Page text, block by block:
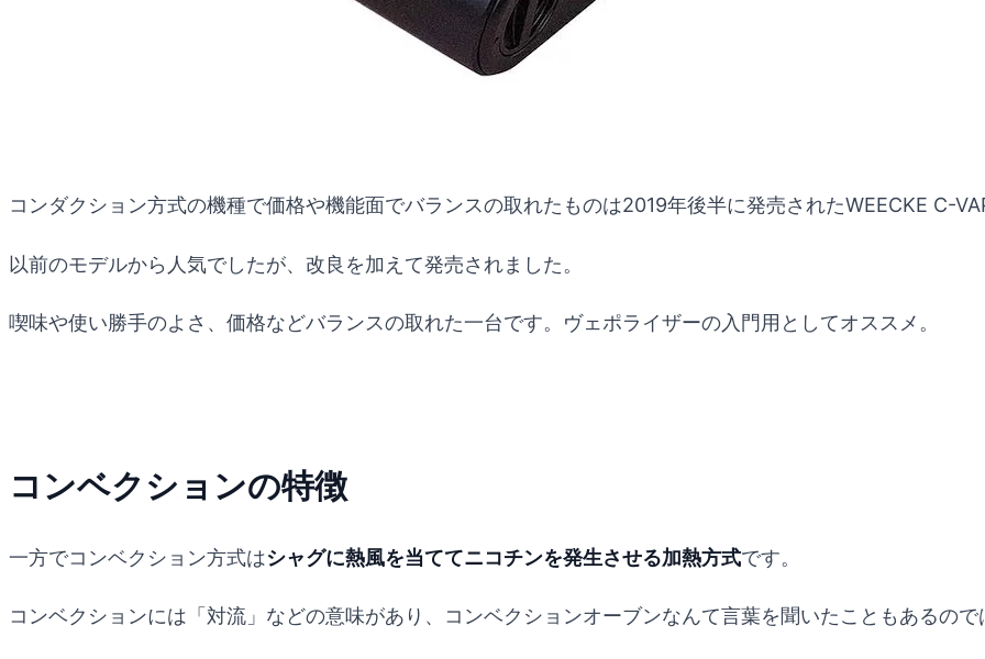
コンダクション方式の機種で価格や機能面でバランスの取れたものは2019年後半に発売されたWEECKE C-
以前のモデルから人気でしたが、改良を加えて発売されました。
喫味や使い勝手のよさ、価格などバランスの取れた一台です。ヴェポライザーの入門用としてオススメ。
コンベクションの特徴
一方でコンベクション方式はシャグに熱風を当ててニコチンを発生させる加熱方式です。
コンベクションには「対流」などの意味があり、コンベクションオーブンなんて言葉を聞いたこともあるの